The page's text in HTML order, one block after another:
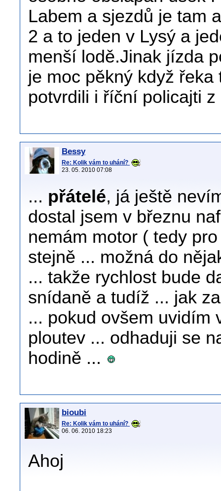
Labem a sjezdů je tam
2 a to jeden v Lysý a
menší lodě.Jinak jízda
je moc pěkný když
potvrdili i říční policajti z
Bessy
Re: Kolik vám to uhání?
23. 05. 2010 07:08
... přátelé, já ještě
dostal jsem v březnu
nemám motor ( tedy
stejně ... možná do
... takže rychlost bude
snídaně a tudíž ... jak
... pokud ovšem uvidím
ploutev ... odhaduji se
hodině ...
bioubi
Re: Kolik vám to uhání?
06. 06. 2010 18:23
Ahoj